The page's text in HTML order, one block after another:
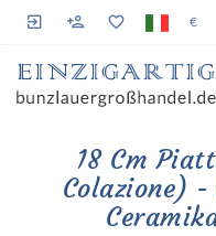
€
18 Cm
Colazione)